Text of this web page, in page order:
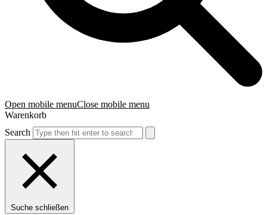
Open mobile menuClose mobile menu
Warenkorb
Search
Suche schließen